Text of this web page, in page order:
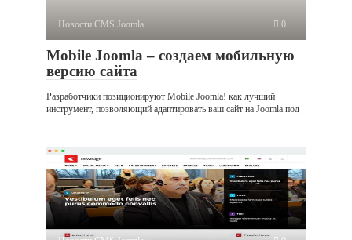
Новости CMS Joomla 0
Mobile Joomla – создаем мобильную
версию сайта
Разработчики позиционируют Mobile Joomla! как лучший
инструмент, позволяющий адаптировать ваш сайт на Joomla под